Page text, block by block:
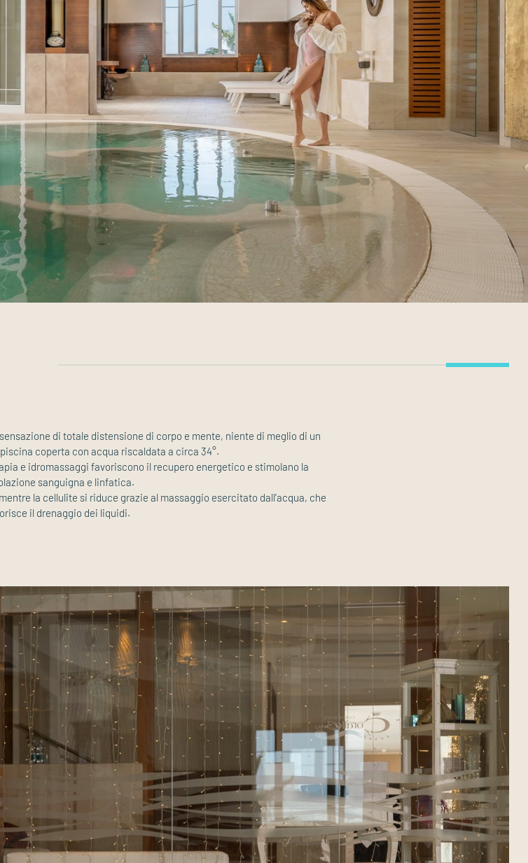
di totale distensione di corpo e mente, niente di meglio di un
coperta con acqua riscaldata a circa 34°.
e idromassaggi favoriscono il recupero energetico e stimolano la
sanguigna e linfatica.
la cellulite si riduce grazie al massaggio esercitato dall'acqua, che
il drenaggio dei liquidi.